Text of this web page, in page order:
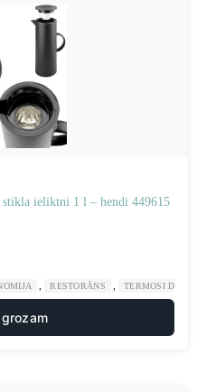
stikla ieliktni 1 l – hendi 449615
RESTORĀNS TERMOSI